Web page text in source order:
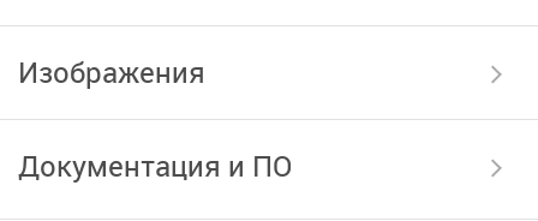
Изображения
Документация и ПО